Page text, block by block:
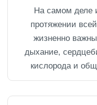
На самом деле
протяжении
жизненно
дыхание,
кислорода и